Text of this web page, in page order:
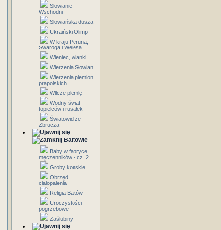
Słowianie
Wschodni
Słowiańska dusza
Ukraiński Olimp
W kraju Peruna,
Swaroga i Welesa
Wieniec, wianki
Wierzenia Słowian
Wierzenia plemion
prapolskich
Wilcze plemię
Wodny świat
topielców i rusałek
Światowid ze
Zbrucza
Bałtowie
Baby w fabryce
męczenników - cz. 2
Groby końskie
Obrzęd
ciałopalenia
Religia Bałtów
Uroczystości
pogrzebowe
Zaślubiny